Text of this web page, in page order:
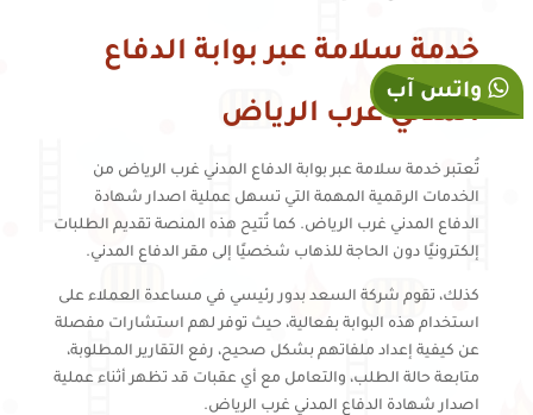
خدمة سلامة عبر بوابة الدفاع
المدني غرب الرياض
تُعتبر خدمة سلامة عبر بوابة الدفاع المدني غرب الرياض من
الخدمات الرقمية المهمة التي تسهل عملية اصدار شهادة
الدفاع المدني غرب الرياض. كما تُتيح هذه المنصة تقديم الطلبات
إلكترونيًا دون الحاجة للذهاب شخصيًا إلى مقر الدفاع المدني.
كذلك، تقوم شركة السعد بدور رئيسي في مساعدة العملاء على
استخدام هذه البوابة بفعالية، حيث توفر لهم استشارات مفصلة
عن كيفية إعداد ملفاتهم بشكل صحيح، رفع التقارير المطلوبة،
متابعة حالة الطلب، والتعامل مع أي عقبات قد تظهر أثناء عملية
اصدار شهادة الدفاع المدني غرب الرياض.
واتس آب